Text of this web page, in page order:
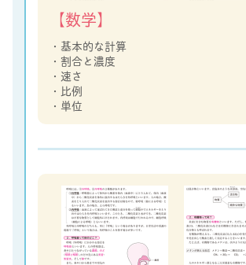
【数学】
・基本的な計算
・割合と濃度
・速さ
・比例
・単位